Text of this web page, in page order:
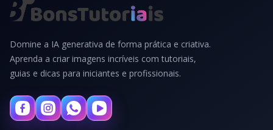
Domine a IA generativa de forma prática e criativa.
Aprenda a criar imagens incríveis com tutoriais,
guias e dicas para iniciantes e profissionais.